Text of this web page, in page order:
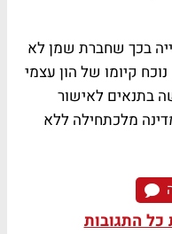
בכך שחברת שמן לא
קיומו של הון עצמי
בתנאים לאישור
מלכתחילה ללא
כל התגובות